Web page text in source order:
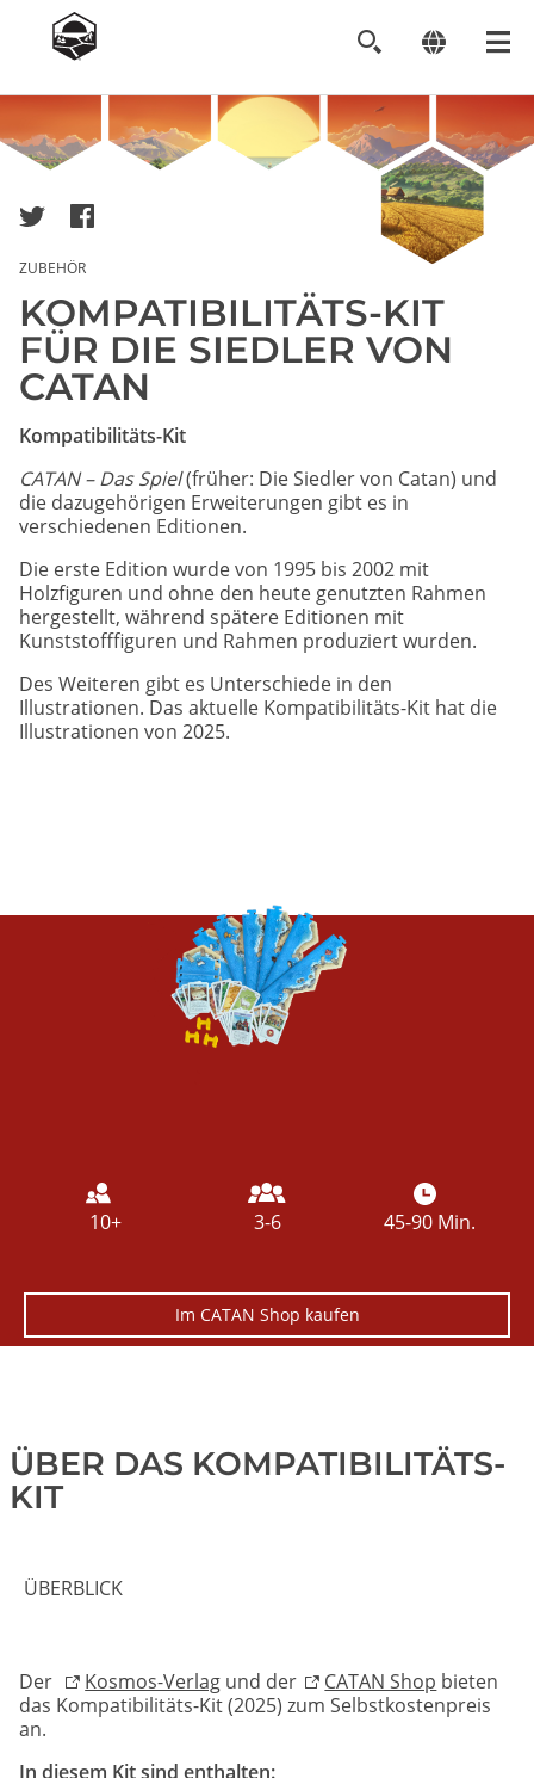
Image
ZUBEHÖR
KOMPATIBILITÄTS-KIT
FÜR DIE SIEDLER VON
CATAN
Kompatibilitäts-Kit
CATAN – Das Spiel(früher: Die Siedler von Catan) und
die dazugehörigen Erweiterungen gibt es in
verschiedenen Editionen.
Die erste Edition wurde von 1995 bis 2002 mit
Holzfiguren und ohne den heute genutzten Rahmen
hergestellt, während spätere Editionen mit
Kunststofffiguren und Rahmen produziert wurden.
Des Weiteren gibt es Unterschiede in den
Illustrationen. Das aktuelle Kompatibilitäts-Kit hat die
Illustrationen von 2025.
10+ 3-6 45-90 Min.
Im CATAN Shop kaufen
ÜBER DAS KOMPATIBILITÄTS-
KIT
ÜBERBLICK
Der Kosmos-Verlag und der CATAN Shop bieten
das Kompatibilitäts-Kit (2025) zum Selbstkostenpreis
an.
In diesem Kit sind enthalten: